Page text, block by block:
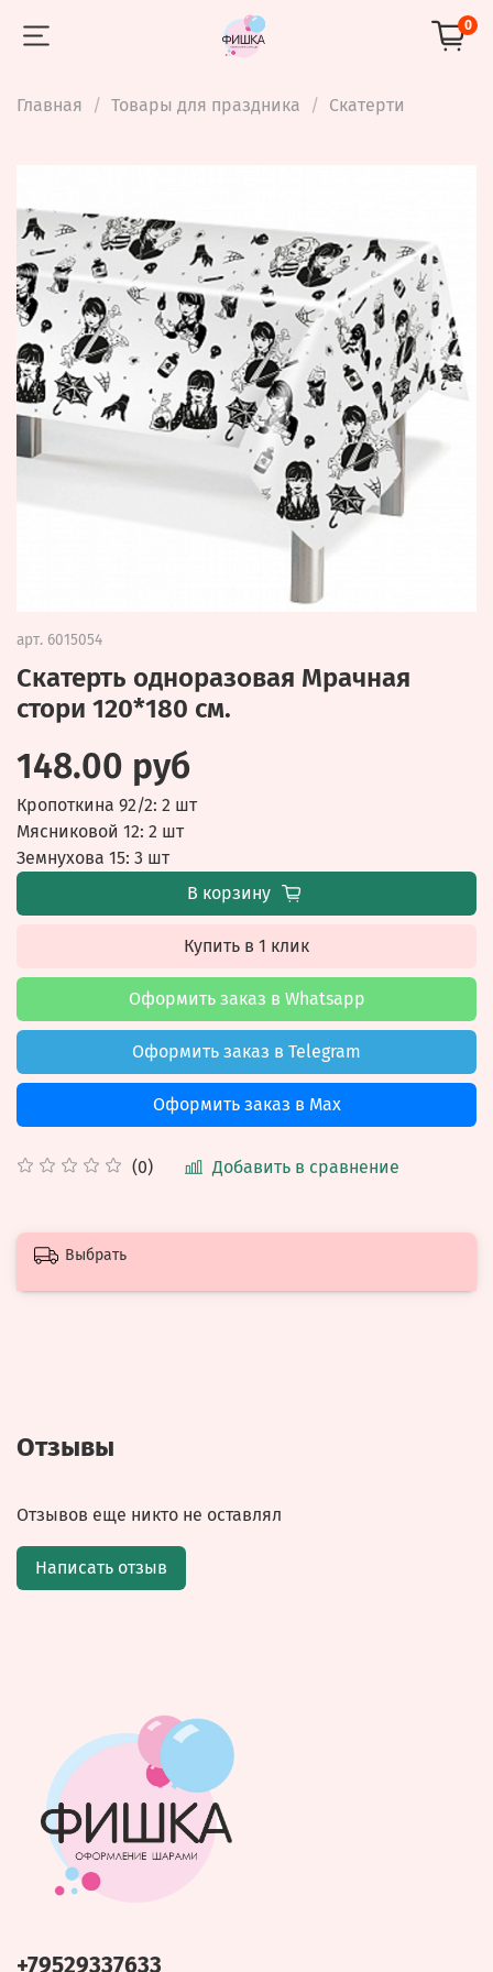
0
Главная Товары для праздника Скатерти
арт. 6015054
Скатерть одноразовая Мрачная
стори 120*180 см.
(0) Добавить в сравнение
148.00 руб
Кропоткина 92/2: 2 шт
Мясниковой 12: 2 шт
Земнухова 15: 3 шт
В корзину
Купить в 1 клик
Оформить заказ в Whatsapp
Оформить заказ в Telegram
Оформить заказ в Max
Выбрать
Отзывы
Отзывов еще никто не оставлял
Написать отзыв
+79529337633